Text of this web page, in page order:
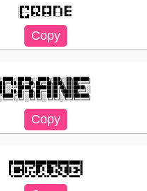
░█▀▀█ █▀▀█ █▀▀█ █▀▀▄ █▀▀
░█─── █▄▄▀ █▄▄█ █──█ █▀▀
░█▄▄█ ▀─▀▀ ▀──▀ ▀──▀ ▀▀▀
░█████╗░██████╗░░█████╗░███╗░░██╗███████╗
██╔══██╗██╔══██╗██╔══██╗████╗░██║██╔════╝
██║░░╚═╝██████╔╝███████║██╔██╗██║█████╗░░
██║░░██╗██╔══██╗██╔══██║██║╚████║██╔══╝░░
╚█████╔╝██║░░██║██║░░██║██║░╚███║███████╗
█─▄▄▄─█▄─▄▄▀██▀▄─██▄─▀█▄─▄█▄─▄▄─█
█─███▀██─▄─▄██─▀─███─█▄▀─███─▄█▀█
▀▄▄▄▄▄▀▄▄▀▄▄▀▄▄▀▄▄▀▄▄▄▀▀▄▄▀▄▄▄▄▄▀